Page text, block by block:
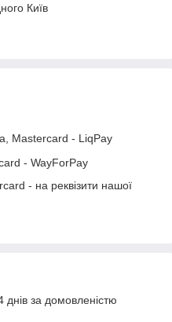
Київ
Mastercard - LiqPay
- WayForPay
- на реквізити нашої
за домовленістю